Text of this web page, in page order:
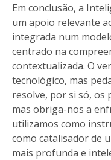
Em conclusão, a
um apoio relevante
integrada num
centrado na
contextualizada. O
tecnológico, mas
resolve, por si só, os
mas obriga-nos a
utilizamos como
como catalisador de
mais profunda e